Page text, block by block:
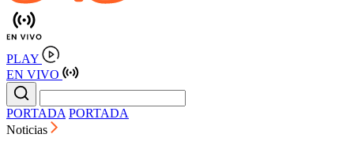
PLAY
EN VIVO
PORTADA PORTADA
Noticias